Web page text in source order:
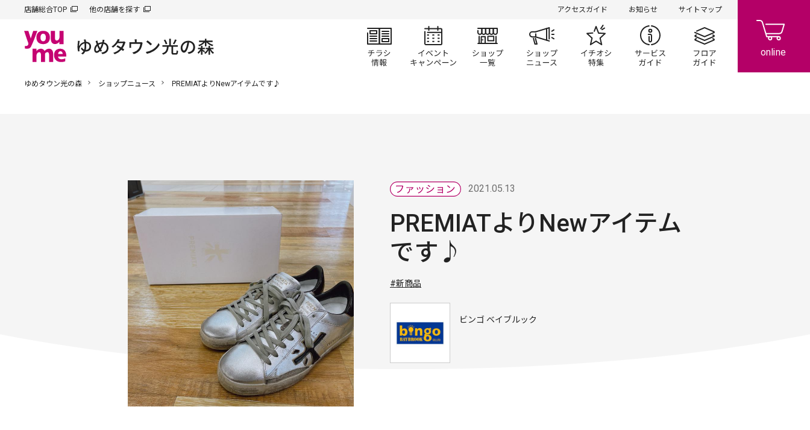
店舗総合TOP 他の店舗を探す アクセスガイド お知らせ サイトマップ
チラシ情報 イベント/キャンペーン
ショップ一覧 ショップニュースイチオシ特集 サービスガイドフロアガイド
ゆめタウン光の森 ショップニュース PREMIATよりNewアイテムです♪
2021.05.13
PREMIATよりNewアイテム
です♪
#新商品
ビンゴ ベイブルック